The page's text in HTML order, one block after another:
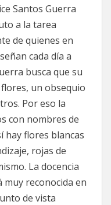
Santos Guerra
a la tarea
de quienes en
cada día a
busca que su
un obsequio
Por eso la
con nombres de
hay flores blancas
rojas de
La docencia
reconocida en
de vista